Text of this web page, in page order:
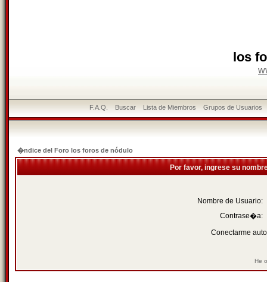
los
F.A.Q. Buscar Lista de Miembros Grupos de Usuarios
�ndice del Foro los foros de nódulo
Por favor, ingrese su
Nombre de Usuario:
Contrase�a:
Conectarme
He